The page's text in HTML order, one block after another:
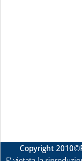
Copyright 2010